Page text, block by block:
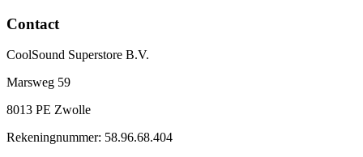
Contact
CoolSound Superstore B.V.
Marsweg 59
8013 PE Zwolle
Rekeningnummer: 58.96.68.404